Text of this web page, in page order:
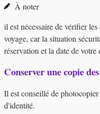
À noter
il est nécessaire de vérifier
voyage, car la situation
réservation et la date de votre
Conserver une copie
Il est conseillé de
d'identité.